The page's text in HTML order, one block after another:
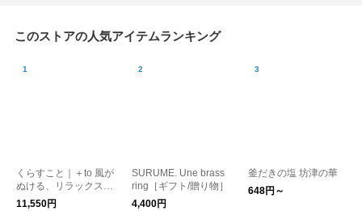
このストアの人気アイテムランキング
くらすこと｜＋to 風が
ぬける、リラックスブ
ラウス
11,550円
SURUME. Une brass
ring［ギフト/贈り物］
4,400円
釜だきの塩 坊津の華
648円～